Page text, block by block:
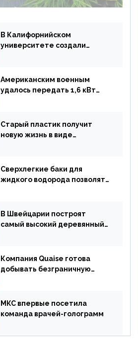
В Калифорнийском
университете создали
Американским военным
удалось передать 1,6 кВт
Старый пластик получит
новую жизнь в виде
Сверхлегкие баки для
жидкого водорода позволят
В Швейцарии построят
самый высокий деревянный
Компания Quaise готова
добывать безграничную
МКС впервые посетила
команда врачей-голограмм